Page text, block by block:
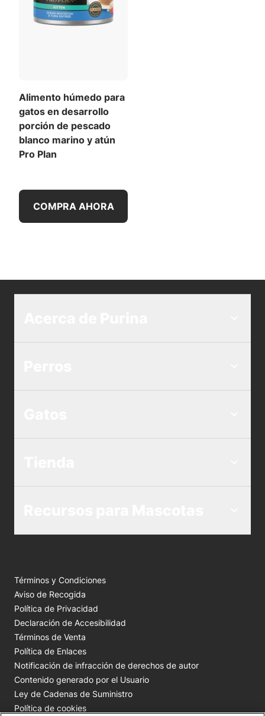
Alimento húmedo para
gatos en desarrollo
porción de pescado
blanco marino y atún
Pro Plan
COMPRA AHORA
Términos y Condiciones
Aviso de Recogida
Política de Privacidad
Declaración de Accesibilidad
Términos de Venta
Política de Enlaces
Notificación de infracción de derechos de autor
Contenido generado por el Usuario
Ley de Cadenas de Suministro
Política de cookies